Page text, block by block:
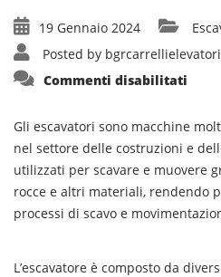
19 Gennaio 2024
Posted by bgrcarrellielevatori
Commenti disabilitati
nel
Gli escavatori sono macchine
nel settore delle costruzioni e
utilizzati per scavare e muovere
rocce e altri materiali, rendendo
processi di scavo e
L’escavatore è composto da